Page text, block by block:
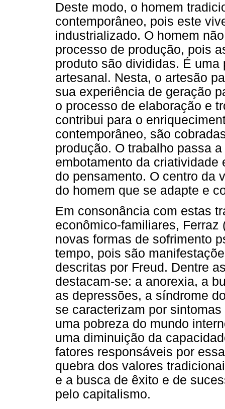
Deste modo, o homem
contemporâneo, pois este
industrializado. O homem
processo de produção, pois
produto são divididas. É
artesanal. Nesta, o artesão
sua experiência de geração
o processo de elaboração e
contribui para o
contemporâneo, são
produção. O trabalho passa
embotamento da criatividade
do pensamento. O centro da
do homem que se adapte e
Em consonância com estas
econômico-familiares,
novas formas de sofrimento
tempo, pois são
descritas por Freud. Dentre
destacam-se: a anorexia, a
as depressões, a síndrome
se caracterizam por
uma pobreza do mundo
uma diminuição da
fatores responsáveis por
quebra dos valores
e a busca de êxito e de
pelo capitalismo.